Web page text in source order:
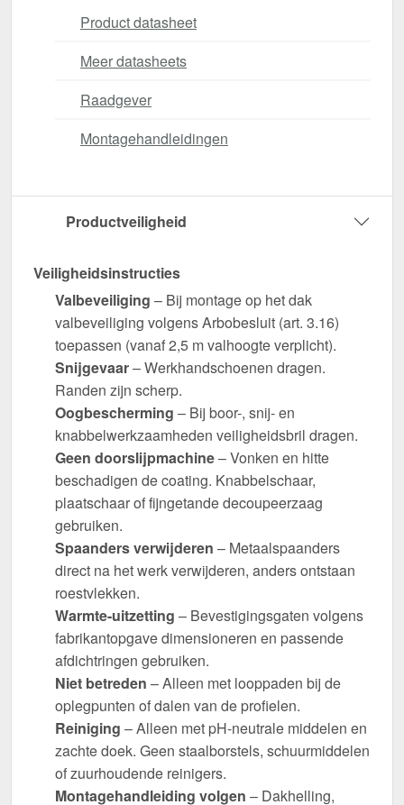
Product datasheet
Meer datasheets
Raadgever
Montagehandleidingen
Productveiligheid
Veiligheidsinstructies
Valbeveiliging – Bij montage op het dak
valbeveiliging volgens Arbobesluit (art. 3.16)
toepassen (vanaf 2,5 m valhoogte verplicht).
Snijgevaar– Werkhandschoenen dragen.
Randen zijn scherp.
Oogbescherming – Bij boor-, snij- en
knabbelwerkzaamheden veiligheidsbril dragen.
Geen doorslijpmachine– Vonken en hitte
beschadigen de coating. Knabbelschaar,
plaatschaar of fijngetande decoupeerzaag
gebruiken.
Spaanders verwijderen – Metaalspaanders
direct na het werk verwijderen, anders ontstaan
roestvlekken.
Warmte-uitzetting – Bevestigingsgaten volgens
fabrikantopgave dimensioneren en passende
afdichtringen gebruiken.
Niet betreden – Alleen met looppaden bij de
oplegpunten of dalen van de profielen.
Reiniging – Alleen met pH-neutrale middelen en
zachte doek. Geen staalborstels, schuurmiddelen
of zuurhoudende reinigers.
Montagehandleiding volgen – Dakhelling,